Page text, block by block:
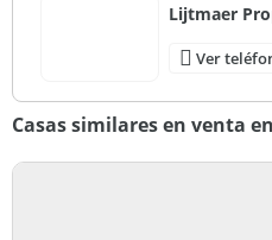
Lijtmaer
Ver
Casas similares en venta